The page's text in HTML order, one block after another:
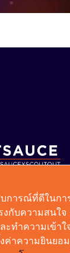
ฟฟิน ชั้น 14 ห้อง
ะโขนง กรุงเทพมหา
การณ์ที่ดีในกา
กับความสนใจ
ะทำความเข้า
ค่าความยินยอ